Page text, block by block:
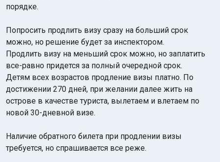
порядке.
Попросить продлить визу сразу на больший срок
можно, но решение будет за инспектором.
Продлить визу на меньший срок можно, но заплатить
все-равно придется за полный очередной срок.
Детям всех возрастов продление визы платно. По
достижении 270 дней, при желании далее жить на
острове в качестве туриста, вылетаем и влетаем по
новой 30-дневной визе.
Наличие обратного билета при продлении визы
требуется, но спрашивается все реже.